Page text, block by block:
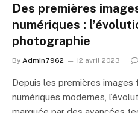
Des premières
numériques :
photographie
By Admin7962 12 avril 2023
Depuis les premières images
numériques modernes,